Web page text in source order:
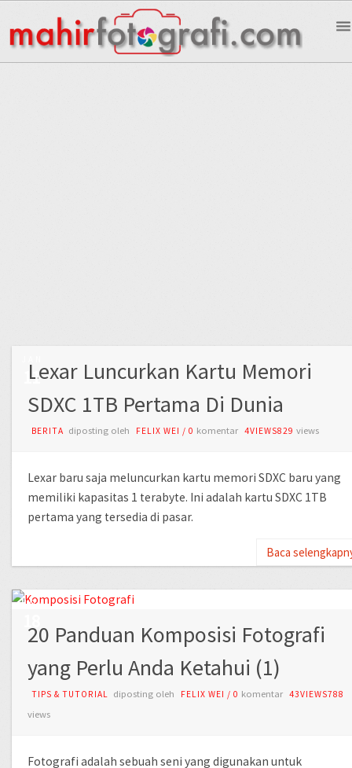
11
Lexar Luncurkan Kartu Memori
SDXC 1TB Pertama Di Dunia
BERITA diposting oleh FELIX WEI / 0 komentar 4VIEWS829 views
Lexar baru saja meluncurkan kartu memori SDXC baru yang
memiliki kapasitas 1 terabyte. Ini adalah kartu SDXC 1TB
pertama yang tersedia di pasar.
Baca
NOV
20 Panduan Komposisi Fotografi
yang Perlu Anda Ketahui (1)
TIPS & TUTORIAL diposting oleh FELIX WEI / 0 komentar 43VIEWS788
views
Fotografi adalah sebuah seni yang digunakan untuk